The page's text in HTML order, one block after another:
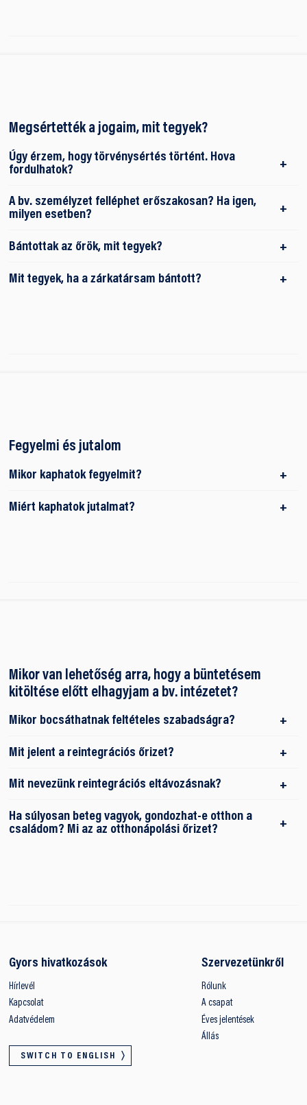
Megsértették a jogaim, mit tegyek?
Úgy érzem, hogy törvénysértés történt. Hova
fordulhatok?
A bv. személyzet felléphet erőszakosan? Ha igen,
milyen esetben?
Bántottak az őrök, mit tegyek?
Mit tegyek, ha a zárkatársam bántott?
Fegyelmi és jutalom
Mikor kaphatok fegyelmit?
Miért kaphatok jutalmat?
Mikor van lehetőség arra, hogy a büntetésem
kitöltése előtt elhagyjam a bv. intézetet?
Mikor bocsáthatnak feltételes szabadságra?
Mit jelent a reintegrációs őrizet?
Mit nevezünk reintegrációs eltávozásnak?
Ha súlyosan beteg vagyok, gondozhat-e otthon a
családom? Mi az az otthonápolási őrizet?
Gyors hivatkozások
Hírlevél
Kapcsolat
Adatvédelem
SWITCH TO ENGLISH
Szervezetünkről
Rólunk
A csapat
Éves jelentések
Állás